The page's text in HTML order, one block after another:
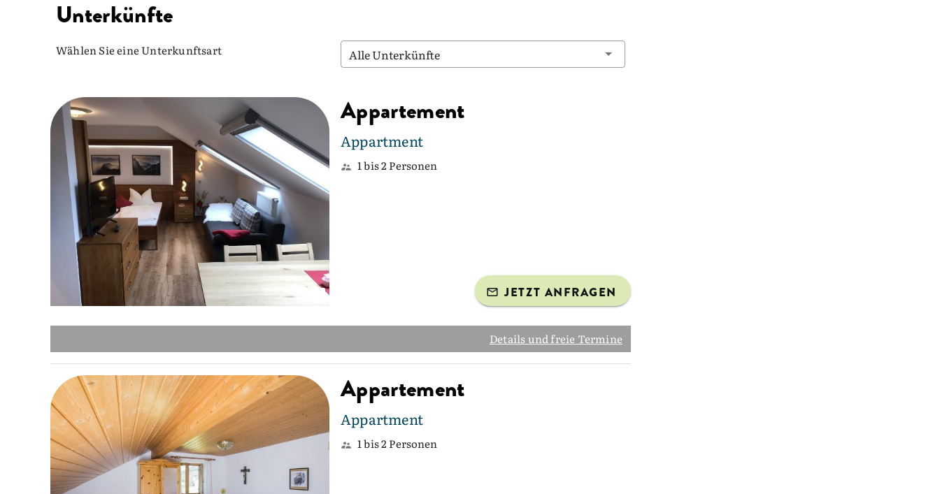
Unterkünfte
Wählen Sie eine Unterkunftsart Alle Unterkünfte
Appartement
Appartment
1 bis 2 Personen
JETZT ANFRAGEN
Details und freie Termine
Appartement
Appartment
1 bis 2 Personen